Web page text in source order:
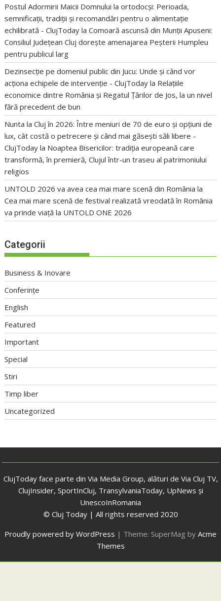
Postul Adormirii Maicii Domnului la ortodocși: Perioada,
semnificații, tradiții și recomandări pentru o alimentație
echilibrată - ClujToday laComoară ascunsă din Munții Apuseni:
Consiliul Județean Cluj dorește amenajarea Peșterii Humpleu
pentru publicul larg
Dezinsecție pe domeniul public din Jucu: Unde și când vor
acționa echipele de intervenție - ClujToday la Relațiile
economice dintre România și Regatul Țărilor de Jos, la un nivel
fără precedent de bun
Nunta la Cluj în 2026: Între meniuri de 70 de euro și opțiuni de
lux, cât costă o petrecere și când mai găsești săli libere -
ClujToday la Noaptea Bisericilor: tradiția europeană care
transformă, în premieră, Clujul într-un traseu al patrimoniului
religios
UNTOLD 2026 va avea cea mai mare scenă din România la
Cea mai mare scenă de festival realizată vreodată în România
va prinde viață la UNTOLD ONE 2026
Categorii
Business & Inovare
Conferințe
English
Featured
Important
Special
Stiri
Timp liber
Uncategorized
ClujToday face parte din Via Media Group, alături de Via Cluj TV,
ClujInsider, SportInCluj, TransylvaniaToday, UpNews și
UnescoInRomania
© Cluj Today | All rights reserved 2020
Proudly powered by WordPress | Theme: SuperMag by Acme
Themes